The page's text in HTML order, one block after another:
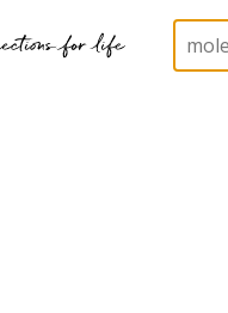
Solderless Terminals